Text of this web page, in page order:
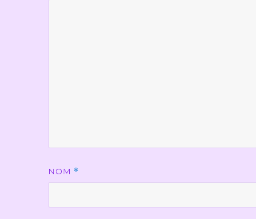
NOM *